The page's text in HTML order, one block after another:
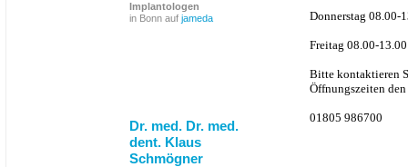
Implantologen
in Bonn auf jameda
Dr. med. Dr. med.
dent. Klaus
Schmögner
Donnerstag 08.00-
Freitag 08.00-
Bitte kontaktieren
Öffnungszeiten
01805 986700